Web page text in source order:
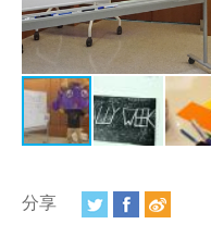
视频
相册
新闻简报
分享